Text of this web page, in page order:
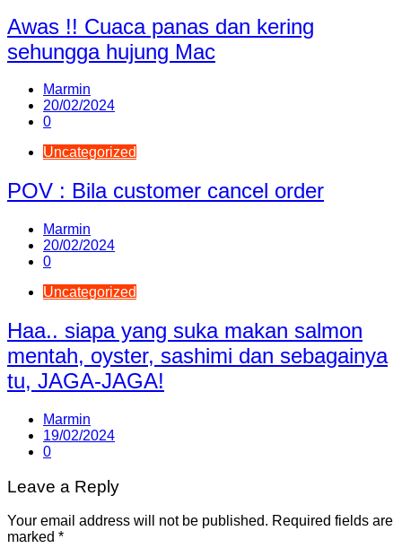
Awas !! Cuaca panas dan kering
sehungga hujung Mac
Marmin
20/02/2024
0
Uncategorized
POV : Bila customer cancel order
Marmin
20/02/2024
0
Uncategorized
Haa.. siapa yang suka makan salmon
mentah, oyster, sashimi dan sebagainya
tu, JAGA-JAGA!
Marmin
19/02/2024
0
Leave a Reply
Your email address will not be published. Required fields are
marked *